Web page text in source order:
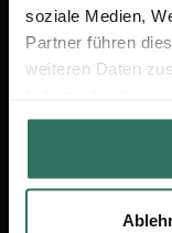
soziale Medien,
Partner führen
weiteren Daten
gesammelt haben.
Ratgeber
Verzeichnis